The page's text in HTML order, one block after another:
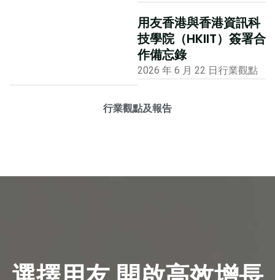
行業觀點及報告
用友香港與香港資訊科
技學院（HKIIT）簽署合
作備忘錄
2026 年 6 月 22 日 行業觀點